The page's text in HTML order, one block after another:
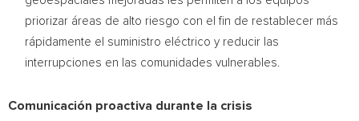
priorizar áreas de alto riesgo con el fin de restablecer más
rápidamente el suministro eléctrico y reducir las
interrupciones en las comunidades vulnerables.
Comunicación proactiva durante la crisis